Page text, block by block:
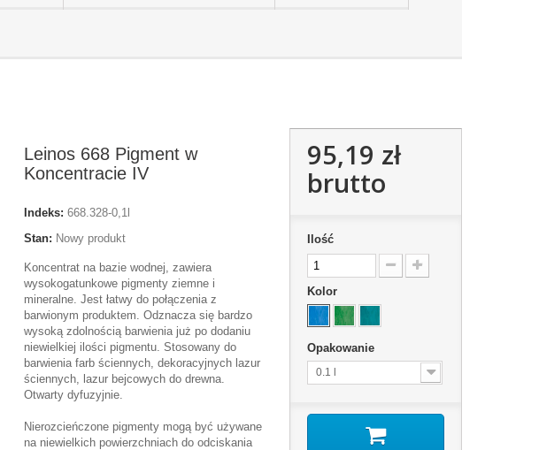
Leinos 668 Pigment w
Koncentracie IV
Indeks: 668.328-0,1l
Stan: Nowy produkt
Koncentrat na bazie wodnej, zawiera
wysokogatunkowe pigmenty ziemne i
mineralne. Jest łatwy do połączenia z
barwionym produktem. Odznacza się bardzo
wysoką zdolnością barwienia już po dodaniu
niewielkiej ilości pigmentu. Stosowany do
barwienia farb ściennych, dekoracyjnych lazur
ściennych, lazur bejcowych do drewna.
Otwarty dyfuzyjnie.
Nierozcieńczone pigmenty mogą być używane
na niewielkich powierzchniach do odciskania
95,19 zł
brutto
Ilość
Kolor
Opakowanie
0.1 l